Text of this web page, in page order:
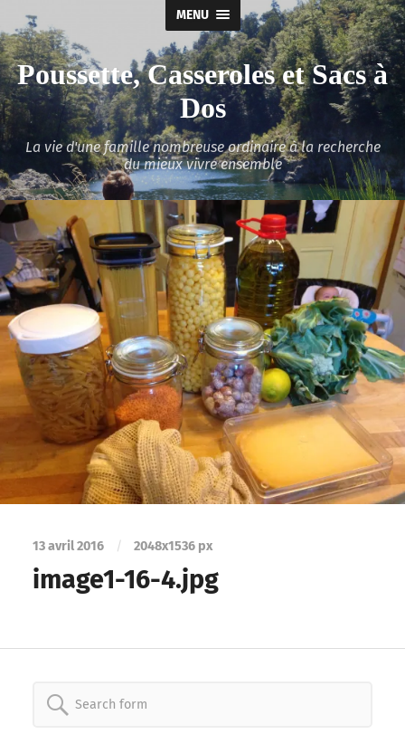
MENU
Poussette, Casseroles et Sacs à
Dos
La vie d'une famille nombreuse ordinaire à la recherche
du mieux vivre ensemble
13 avril 2016 / 2048x1536 px
image1-16-4.jpg
Search